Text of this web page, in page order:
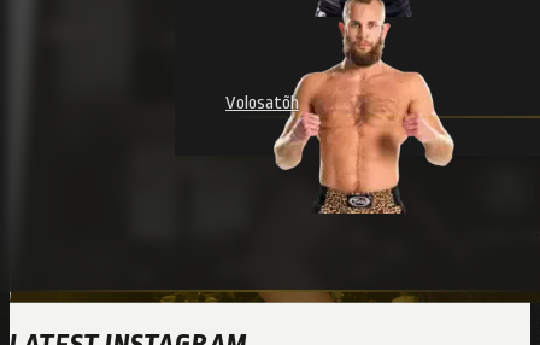
Volosatõh